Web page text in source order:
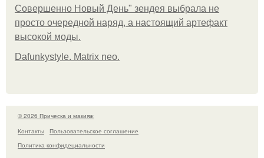
Совершенно Новый День" зендея выбрала не
просто очередной наряд, а настоящий артефакт
высокой моды.
Dafunkystyle. Matrix neo.
© 2026 Прическа и макияж
Контакты
Пользовательское соглашение
Политика конфидециальности